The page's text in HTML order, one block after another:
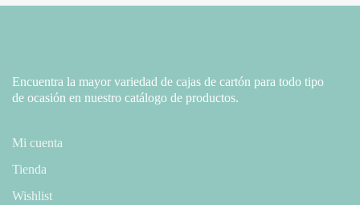
Encuentra la mayor variedad de cajas de cartón para todo tipo
de ocasión en nuestro catálogo de productos.
Mi cuenta
Tienda
Wishlist